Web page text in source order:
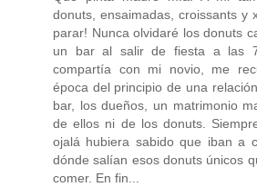
donuts, ensaimadas, croissants y
parar! Nunca olvidaré los donuts
un bar al salir de fiesta a las
compartía con mi novio, me
época del principio de una
bar, los dueños, un matrimonio
de ellos ni de los donuts.
ojalá hubiera sabido que iban a
dónde salían esos donuts únicos
comer. En fin...